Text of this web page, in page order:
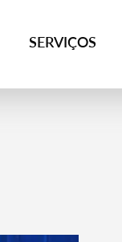
SERVIÇOS